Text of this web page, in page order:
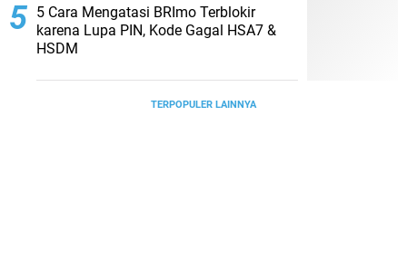
5 Cara Mengatasi BRImo Terblokir
karena Lupa PIN, Kode Gagal HSA7 &
HSDM
TERPOPULER LAINNYA